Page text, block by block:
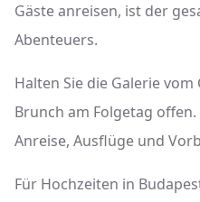
Gäste anreisen, ist der
Abenteuers.
Halten Sie die Galerie
Brunch am Folgetag
Anreise, Ausflüge und
Für Hochzeiten in